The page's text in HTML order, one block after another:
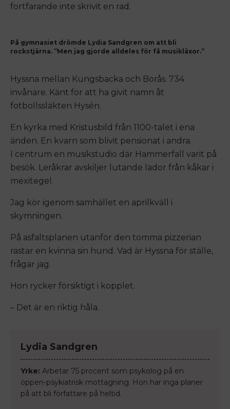
fortfarande inte skrivit en rad.
På gymnasiet drömde Lydia Sandgren om att bli
rockstjärna. ”Men jag gjorde alldeles för få musikläxor.”
Hyssna mellan Kungsbacka och Borås. 734
invånare. Känt för att ha givit namn åt
fotbollssläkten Hysén.
En kyrka med Kristusbild från 1100-talet i ena
änden. En kvarn som blivit pensionat i andra.
I centrum en musikstudio där Hammerfall varit på
besök. Leråkrar avskiljer lutande lador från kåkar i
mexitegel.
Jag kör igenom samhället en aprilkväll i
skymningen.
På asfaltsplanen utanför den tomma pizzerian
rastar en kvinna sin hund. Vad är Hyssna för ställe,
frågar jag.
Hon rycker försiktigt i kopplet.
– Det är en riktig håla.
Lydia Sandgren
Yrke: Arbetar 75 procent som psykolog på en
öppen-psykiatrisk mottagning. Hon har inga planer
på att bli författare på heltid.